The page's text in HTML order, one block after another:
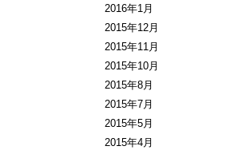
2016年1月
2015年12月
2015年11月
2015年10月
2015年8月
2015年7月
2015年5月
2015年4月